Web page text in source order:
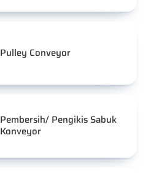
Pulley Conveyor
Pembersih/ Pengikis Sabuk
Konveyor